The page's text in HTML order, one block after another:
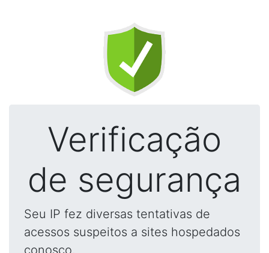
Verificação
de segurança
Seu IP fez diversas tentativas de
acessos suspeitos a sites hospedados
conosco.